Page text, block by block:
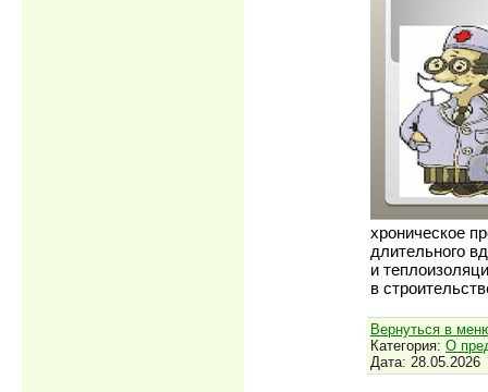
хроническое
длительного
и
в
Вернуться в
Категория: О
Дата: 28.05.2026